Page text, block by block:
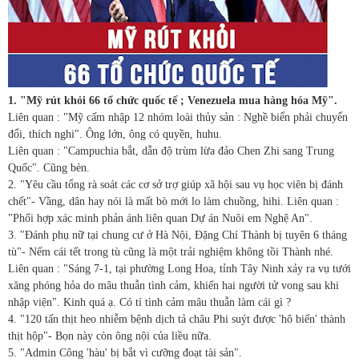
1. "Mỹ rút khỏi 66 tổ chức quốc tế ; Venezuela mua hàng hóa Mỹ".
Liên quan : "Mỹ cấm nhập 12 nhóm loài thủy sản : Nghề biển phải chuyển
đổi, thích nghi". Ông lớn, ông có quyền, huhu.
Liên quan : "Campuchia bắt, dẫn độ trùm lừa đảo Chen Zhi sang Trung
Quốc". Cũng bèn.
2. "Yêu cầu tổng rà soát các cơ sở trợ giúp xã hội sau vụ học viên bị đánh
chết"- Vầng, dân hay nói là mất bò mới lo làm chuồng, hihi. Liên quan :
"Phối hợp xác minh phản ánh liên quan Dự án Nuôi em Nghệ An".
3. "Đánh phụ nữ tại chung cư ở Hà Nội, Đặng Chí Thành bị tuyên 6 tháng
tù"- Nếm cái tết trong tù cũng là một trải nghiệm không tồi Thành nhé.
Liên quan : "Sáng 7-1, tại phường Long Hoa, tỉnh Tây Ninh xảy ra vụ tưới
xăng phóng hỏa do mâu thuẫn tình cảm, khiến hai người tử vong sau khi
nhập viện". Kinh quá ạ. Có tí tình cảm mâu thuẫn làm cái gì ?
4. "120 tấn thịt heo nhiễm bệnh dịch tả châu Phi suýt được 'hô biến' thành
thịt hộp"- Bọn này còn ông nội của liều nữa.
5. "Admin Công 'hàu' bị bắt vì cưỡng đoạt tài sản".